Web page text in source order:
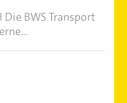
BWS Transport